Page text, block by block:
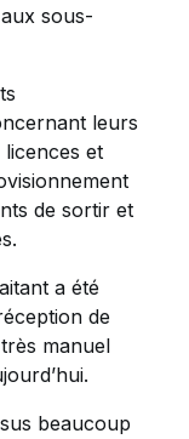
sous-
leurs
licences et
de sortir et
a été
de
manuel
beaucoup